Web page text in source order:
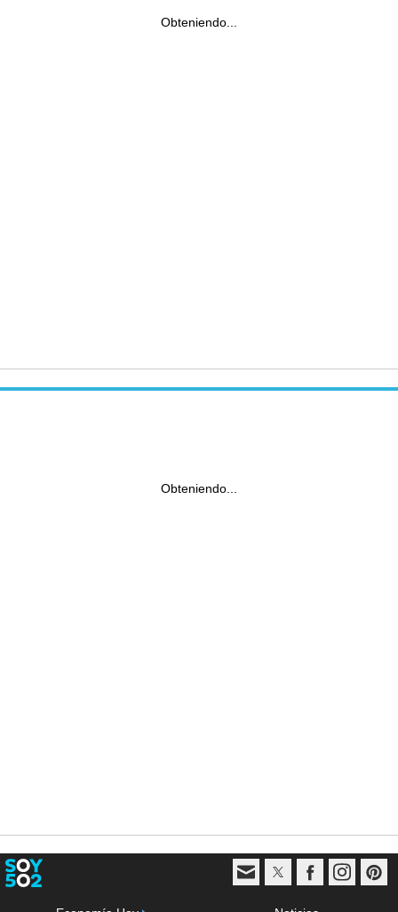
Obteniendo...
Obteniendo...